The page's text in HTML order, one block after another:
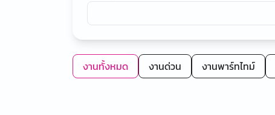
งานทั้งหมด งานด่วน งานพาร์ทไทม์